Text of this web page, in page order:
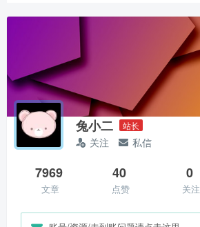
兔小二 站长
关注 私信
7969
文章
40
点赞
0
关注